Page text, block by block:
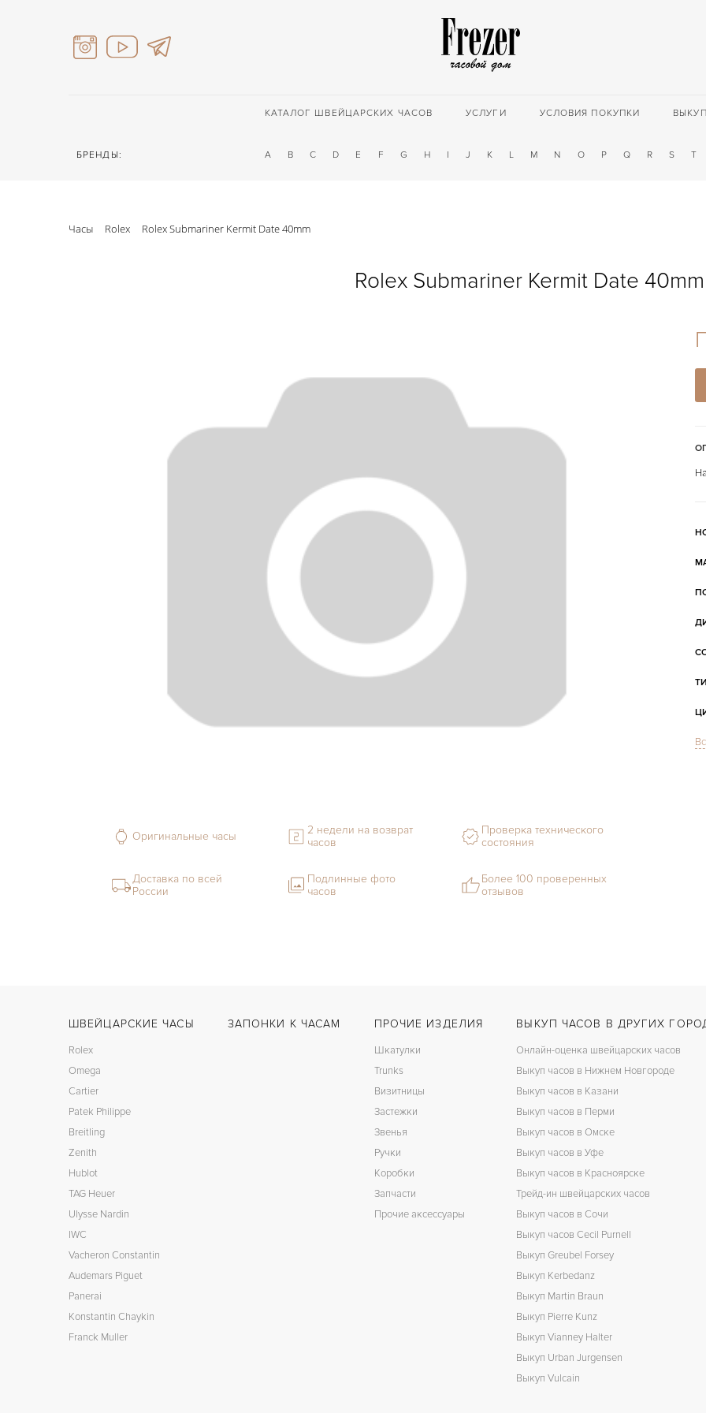
КАТАЛОГ ШВЕЙЦАРСКИХ ЧАСОВ УСЛУГИ УСЛОВИЯ ПОКУПКИ ВЫКУП
БРЕНДЫ: A B C D E F G H I J K L M N O P Q R S T
Часы Rolex Rolex Submariner Kermit Date 40mm
Rolex Submariner Kermit Date 40mm
Оригинальные часы
2 недели на возврат
часов
Проверка технического
состояния
Доставка по всей
России
Подлинные фото
часов
Более 100 проверенных
отзывов
ШВЕЙЦАРСКИЕ ЧАСЫ
Rolex
Omega
Cartier
Patek Philippe
Breitling
Zenith
Hublot
TAG Heuer
Ulysse Nardin
IWC
Vacheron Constantin
Audemars Piguet
Panerai
Konstantin Chaykin
Franck Muller
ЗАПОНКИ К ЧАСАМ ПРОЧИЕ ИЗДЕЛИЯ
Шкатулки
Trunks
Визитницы
Застежки
Звенья
Ручки
Коробки
Запчасти
Прочие аксессуары
ВЫКУП ЧАСОВ В ДРУГИХ
Онлайн-оценка швейцарских часов
Выкуп часов в Нижнем Новгороде
Выкуп часов в Казани
Выкуп часов в Перми
Выкуп часов в Омске
Выкуп часов в Уфе
Выкуп часов в Красноярске
Трейд-ин швейцарских часов
Выкуп часов в Сочи
Выкуп часов Cecil Purnell
Выкуп Greubel Forsey
Выкуп Kerbedanz
Выкуп Martin Braun
Выкуп Pierre Kunz
Выкуп Vianney Halter
Выкуп Urban Jurgensen
Выкуп Vulcain